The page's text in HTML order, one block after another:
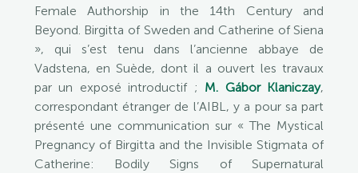
Female Authorship in the 14th Century and
Beyond. Birgitta of Sweden and Catherine of Siena
», qui s’est tenu dans l’ancienne abbaye de
Vadstena, en Suède, dont il a ouvert les travaux
par un exposé introductif ; M. Gábor Klaniczay,
correspondant étranger de l’AIBL, y a pour sa part
présenté une communication sur « The Mystical
Pregnancy of Birgitta and the Invisible Stigmata of
Catherine: Bodily Signs of Supernatural